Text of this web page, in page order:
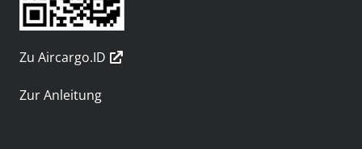
Zu Aircargo.ID
Zur Anleitung